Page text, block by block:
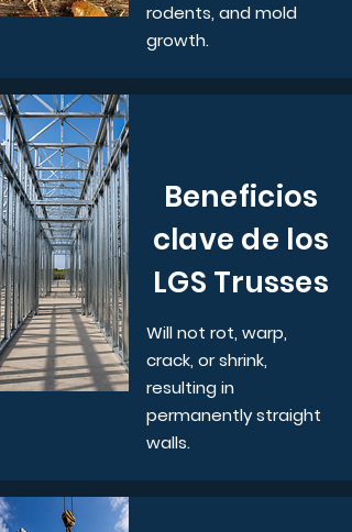
rodents, and mold
growth.
Beneficios
clave de los
LGS Trusses
Will not rot, warp,
crack, or shrink,
resulting in
permanently straight
walls.